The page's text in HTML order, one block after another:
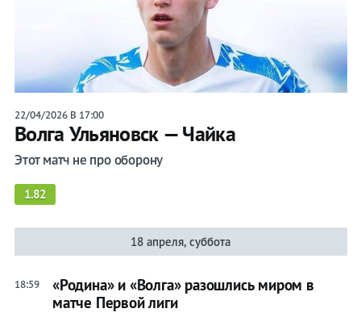
22/04/2026 В 17:00
Волга Ульяновск — Чайка
Этот матч не про оборону
1.82
18 апреля, суббота
18:59
«Родина» и «Волга» разошлись миром в
матче Первой лиги